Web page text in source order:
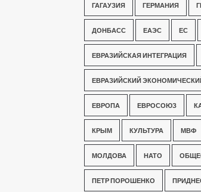
ГАГАУЗИЯ ГЕРМАНИЯ
ДОНБАСС ЕАЭС ЕС
ЕВРАЗИЙСКАЯ ИНТЕГРАЦИЯ
ЕВРАЗИЙСКИЙ
ЕВРОПА ЕВРОСОЮЗ
КРЫМ КУЛЬТУРА МВФ
МОЛДОВА НАТО
ПЕТР ПОРОШЕНКО